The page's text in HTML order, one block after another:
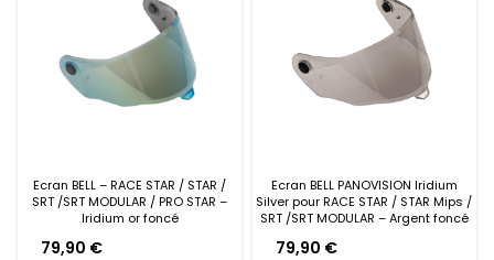
Ecran BELL – RACE STAR / STAR /
SRT /SRT MODULAR / PRO STAR –
Iridium or foncé
79,90 €
Ecran BELL PANOVISION Iridium
Silver pour RACE STAR / STAR Mips /
SRT /SRT MODULAR – Argent foncé
79,90 €